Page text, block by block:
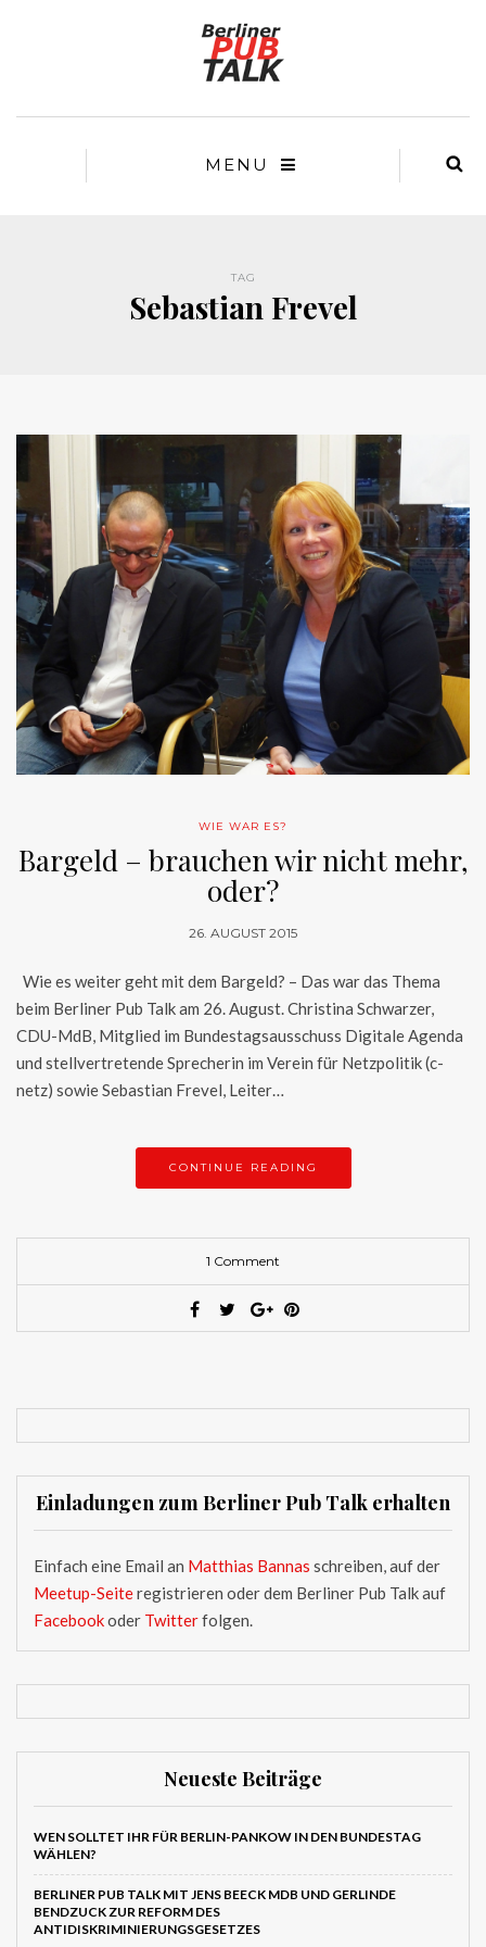
MENU
TAG
Sebastian Frevel
WIE WAR ES?
Bargeld – brauchen wir nicht mehr,
oder?
26. AUGUST 2015
Wie es weiter geht mit dem Bargeld? – Das war das Thema
beim Berliner Pub Talk am 26. August. Christina Schwarzer,
CDU-MdB, Mitglied im Bundestagsausschuss Digitale Agenda
und stellvertretende Sprecherin im Verein für Netzpolitik (c-
netz) sowie Sebastian Frevel, Leiter…
CONTINUE READING
1 Comment
Einladungen zum Berliner Pub Talk erhalten
Einfach eine Email an Matthias Bannas schreiben, auf der
Meetup-Seiteregistrieren oder dem Berliner Pub Talk auf
Facebookoder Twitterfolgen.
Neueste Beiträge
WEN SOLLTET IHR FÜR BERLIN-PANKOW IN DEN BUNDESTAG
WÄHLEN?
BERLINER PUB TALK MIT JENS BEECK MDB UND GERLINDE
BENDZUCK ZUR REFORM DES
ANTIDISKRIMINIERUNGSGESETZES